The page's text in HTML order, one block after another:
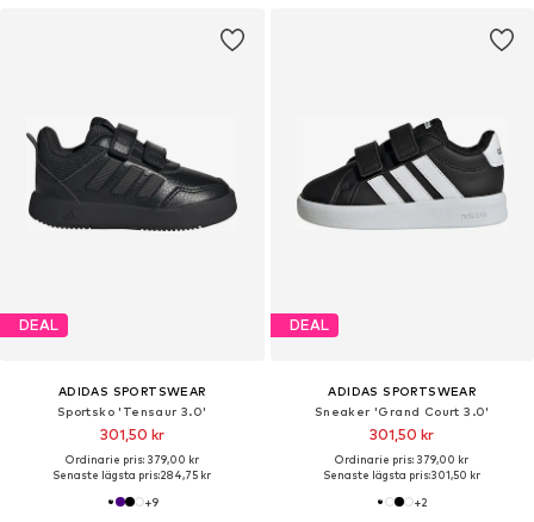
DEAL
ADIDAS SPORTSWEAR
Sportsko 'Tensaur 3.0'
301,50 kr
Ordinarie pris: 379,00 kr
Senaste lägsta pris:284,75 kr
+9
DEAL
ADIDAS SPORTSWEAR
Sneaker 'Grand Court 3.0'
301,50 kr
Ordinarie pris: 379,00 kr
Senaste lägsta pris:301,50 kr
+2